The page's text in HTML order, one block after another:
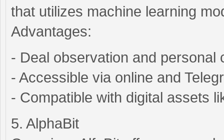
that utilizes machine learning
Advantages:
- Deal observation and personal
- Accessible via online and
- Compatible with digital assets
5. AlphaBit